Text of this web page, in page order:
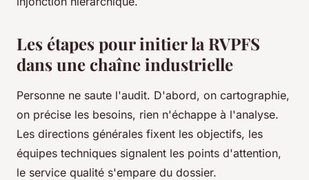
Les étapes pour initier la RVPFS
dans une chaîne industrielle
Personne ne saute l'audit. D'abord, on cartographie,
on précise les besoins, rien n'échappe à l'analyse.
Les directions générales fixent les objectifs, les
équipes techniques signalent les points d'attention,
le service qualité s'empare du dossier.